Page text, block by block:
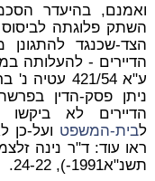
ואמנם, בהיעדר
השתק פלוגתה
הצד-שכנגד
הדיירים - להעלותה
ניתן פסק-הדין
הדיירים לא
לבית-המשפט ועל-כן
ראו עוד: ד"ר נינה
תשנ"א1991-), 24-22.